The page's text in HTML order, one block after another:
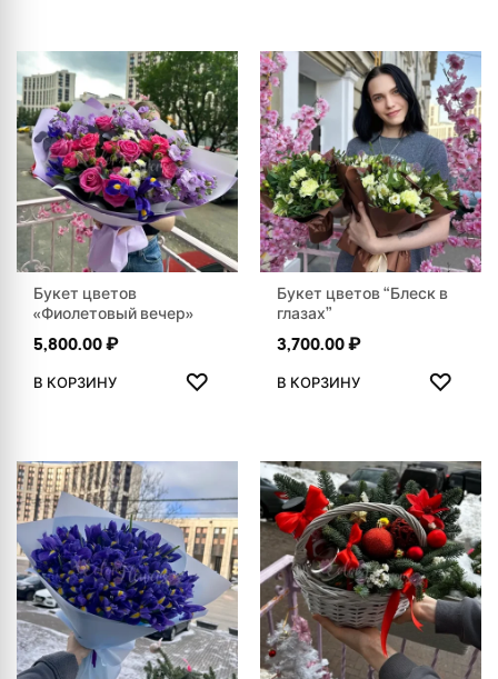
Букет цветов
«Фиолетовый вечер»
5,800.00₽
В КОРЗИНУ ♡
ДОБАВИТЬ В ИЗБРАННОЕ
Букет цветов “Блеск в
глазах”
3,700.00₽
В КОРЗИНУ ♡